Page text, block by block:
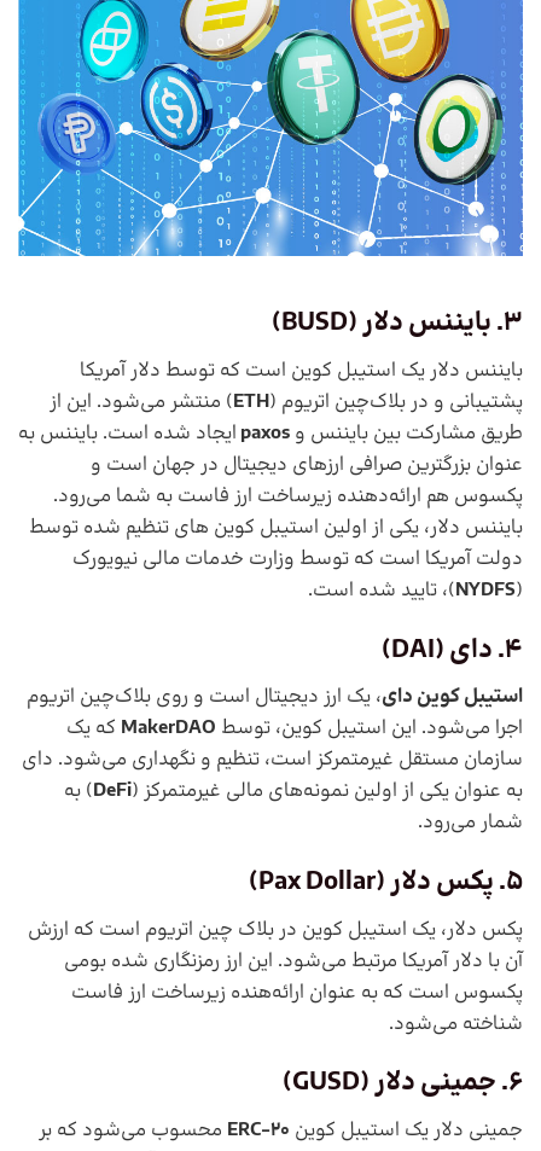
3. بایننس دلار ( BUSD
)
بایننس دلار یک استیبل کوین است که توسط دلار آمریکا
پشتیبانی و در بلاک‌چین اتریوم (ETH) منتشر می‌شود. این از
طریق مشارکت بین بایننس و paxos ایجاد شده است. بایننس به
عنوان بزرگترین صرافی ارزهای دیجیتال در جهان است و
پکسوس هم ارائه‌دهنده زیرساخت ارز فاست به شما می‌رود.
بایننس دلار، یکی از اولین استیبل کوین های تنظیم شده توسط
دولت آمریکا است که توسط وزارت خدمات مالی نیویورک
(
NYDFS)، تایید شده است.
4. دای ( DAI
)
استیبل کوین دای، یک ارز دیجیتال است و روی بلاک‌چین اتریوم
اجرا می‌‌شود. این استیبل کوین، توسط MakerDAO که یک
سازمان مستقل غیرمتمرکز است، تنظیم و نگهداری می‌شود. دای
به عنوان یکی از اولین نمونه‌های مالی غیرمتمرکز (DeFi) به
شمار می‌رود.
5. پکس دلار (Pax Dollar)
پکس دلار، یک استیبل کوین در بلاک چین اتریوم است که ارزش
آن با دلار آمریکا مرتبط می‌شود. این ارز رمزنگاری شده بومی
پکسوس است که به عنوان ارائه‌هنده زیرساخت ارز فاست
شناخته می‌شود.
6. جمینی دلار (GUSD)
جمینی دلار یک استیبل کوین ERC-20 محسوب می‌شود که بر